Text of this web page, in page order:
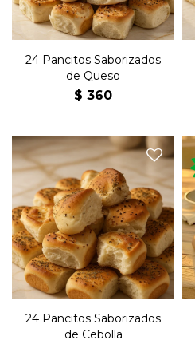
24 Pancitos Saborizados
de Queso
$ 360
24 pancitos saborizados de
cebolla.
24 Pancitos Saborizados
de Cebolla